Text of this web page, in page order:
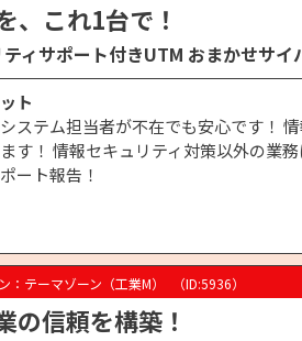
、これ1台で！
ィサポート付きUTM おまかせサイ
ト
ステム担当者が不在でも安心です！
す！ 情報セキュリティ対策以外の業
ート報告！
：テーマゾーン（工業M） （ID:5936）
の信頼を構築！